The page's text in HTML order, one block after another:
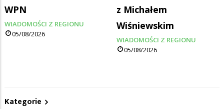
WPN
WIADOMOŚCI Z REGIONU
05/08/2026
z Michałem
Wiśniewskim
WIADOMOŚCI Z REGIONU
05/08/2026
Kategorie